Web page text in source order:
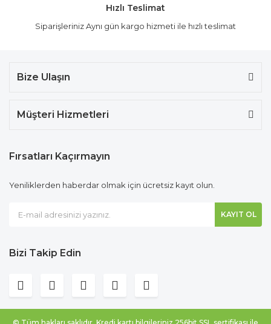
Hızlı Teslimat
Siparişleriniz Aynı gün kargo hizmeti ile hızlı teslimat
Bize Ulaşın
Müşteri Hizmetleri
Fırsatları Kaçırmayın
Yeniliklerden haberdar olmak için ücretsiz kayıt olun.
KAYIT OL
Bizi Takip Edin